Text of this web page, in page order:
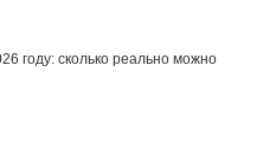
году: сколько реально можно